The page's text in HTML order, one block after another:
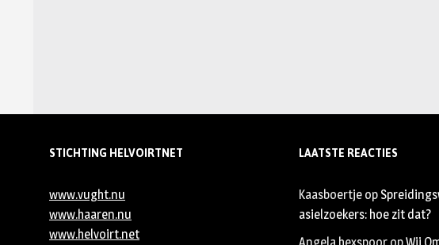
STICHTING HELVOIRTNET
www.vught.nu
www.haaren.nu
www.helvoirt.net
LAATSTE REACTIES
Kaasboertje op
asielzoekers: hoe zit dat?